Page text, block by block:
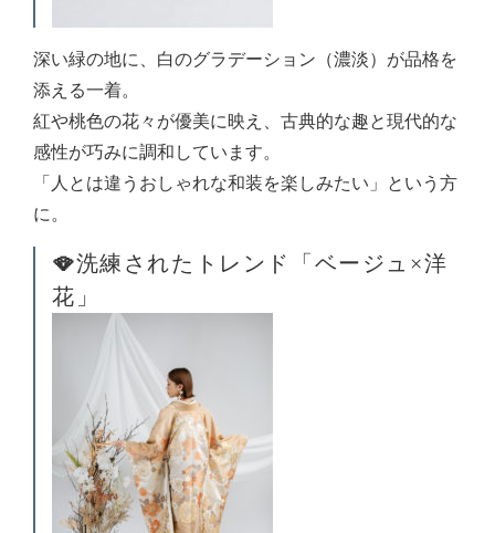
深い緑の地に、白のグラデーション（濃淡）が品格を
添える一着。
紅や桃色の花々が優美に映え、古典的な趣と現代的な
感性が巧みに調和しています。
「人とは違うおしゃれな和装を楽しみたい」という方
に。
🪭洗練されたトレンド「ベージュ×洋
花」